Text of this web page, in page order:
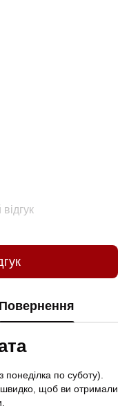
Повернення
по суботу).
щоб ви отримали